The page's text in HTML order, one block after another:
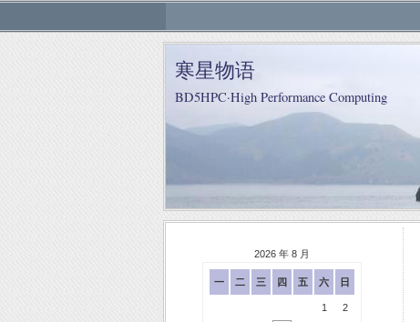
寒星物语
BD5HPC·High Performance Computing
2026 年 8 月
一 二 三 四 五 六 日
1 2